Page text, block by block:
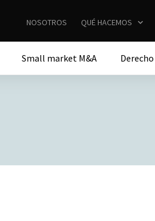
NOSOTROS QUÉ HACEMOS
Small market M&A